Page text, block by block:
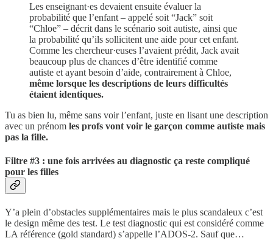
Les enseignant·es devaient ensuite évaluer la
probabilité que l’enfant – appelé soit “Jack” soit
“Chloe” – décrit dans le scénario soit autiste, ainsi que
la probabilité qu’ils sollicitent une aide pour cet enfant.
Comme les chercheur·euses l’avaient prédit, Jack avait
beaucoup plus de chances d’être identifié comme
autiste et ayant besoin d’aide, contrairement à Chloe,
même lorsque les descriptions de leurs difficultés
étaient identiques.
Tu as bien lu, même sans voir l’enfant, juste en lisant une description
avec un prénom les profs vont voir le garçon comme autiste mais
pas la fille.
Filtre #3 : une fois arrivées au diagnostic ça reste compliqué
pour les filles
Y’a plein d’obstacles supplémentaires mais le plus scandaleux c’est
le design même des test. Le test diagnostic qui est considéré comme
LA référence (gold standard) s’appelle l’ADOS-2. Sauf que…